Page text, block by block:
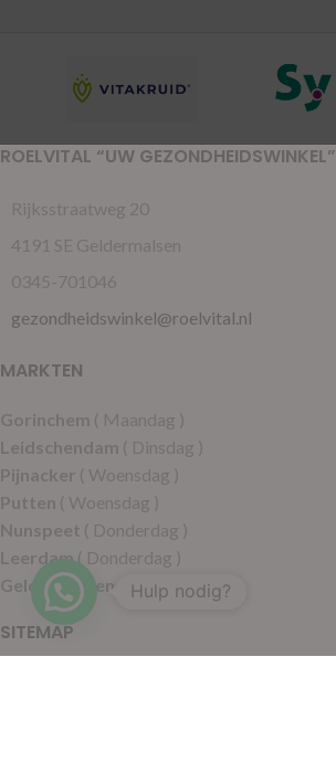
ROELVITAL “UW GEZONDHEIDSWINKEL”
Rijksstraatweg 20
4191 SE Geldermalsen
0345-701046
gezondheidswinkel@roelvital.nl
MARKTEN
Gorinchem ( Maandag )
Leidschendam ( Dinsdag )
Pijnacker ( Woensdag )
Putten ( Woensdag )
Nunspeet ( Donderdag )
Leerdam( Donderdag )
Geldermalsen ( Vrijdag )
SITEMAP
Hulp nodig?